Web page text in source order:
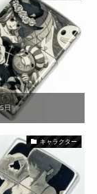
日
キャラクター